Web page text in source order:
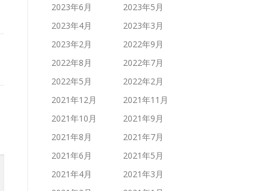
2023年6月
2023年5月
2023年4月
2023年3月
2023年2月
2022年9月
2022年8月
2022年7月
2022年5月
2022年2月
2021年12月
2021年11月
2021年10月
2021年9月
2021年8月
2021年7月
2021年6月
2021年5月
2021年4月
2021年3月